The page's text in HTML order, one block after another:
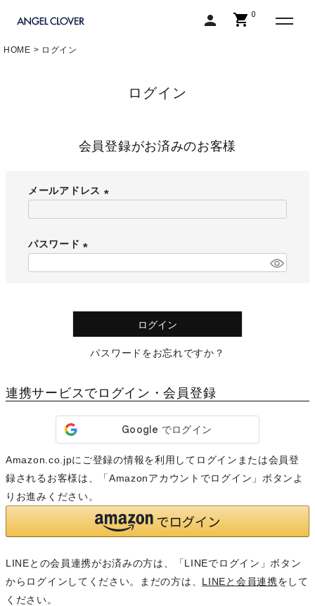
エンジェルクローバー | ANGEL
person shopping_cart 0
HOME ログイン
ログイン
会員登録がお済みのお客様
メールアドレス
パスワード
ログイン
パスワードをお忘れですか？
連携サービスでログイン・会員登録
Amazon.co.jpにご登録の情報を利用してログインまたは会員登
録されるお客様は、「Amazonアカウントでログイン」ボタンよ
りお進みください。
LINEとの会員連携がお済みの方は、「LINEでログイン」ボタン
からログインしてください。まだの方は、 LINEと会員連携をして
ください。